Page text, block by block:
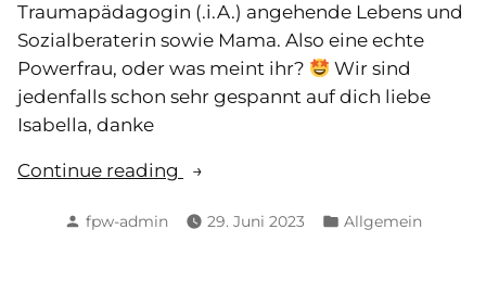
Traumapädagogin (.i.A.) angehende Lebens und
Sozialberaterin sowie Mama. Also eine echte
Powerfrau, oder was meint ihr?
Wir sind
jedenfalls schon sehr gespannt auf dich liebe
Isabella, danke
Continue reading
„Statement
Isabella“
Posted
fpw-admin 29. Juni 2023
Posted
Allgemein